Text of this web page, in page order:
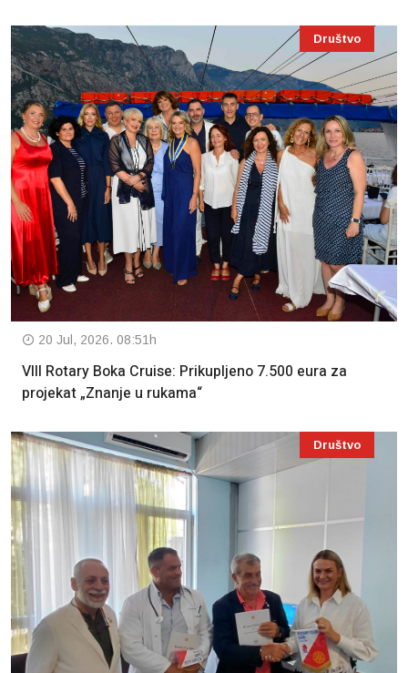
Društvo
20 Jul, 2026. 08:51h
VIII Rotary Boka Cruise: Prikupljeno 7.500 eura za
projekat „Znanje u rukama“
Društvo